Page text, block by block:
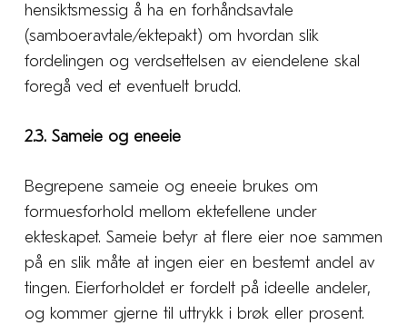
hensiktsmessig å ha en forhåndsavtale
(samboeravtale/ektepakt) om hvordan slik
fordelingen og verdsettelsen av eiendelene skal
foregå ved et eventuelt brudd.
2.3. Sameie og eneeie
Begrepene sameie og eneeie brukes om
formuesforhold mellom ektefellene under
ekteskapet. Sameie betyr at flere eier noe sammen
på en slik måte at ingen eier en bestemt andel av
tingen. Eierforholdet er fordelt på ideelle andeler,
og kommer gjerne til uttrykk i brøk eller prosent.